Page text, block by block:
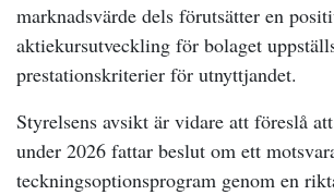
marknadsvärde dels förutsätter en
aktiekursutveckling för bolaget
prestationskriterier för utnyttjandet.
Styrelsens avsikt är vidare att föreslå
under 2026 fattar beslut om ett
teckningsoptionsprogram genom en